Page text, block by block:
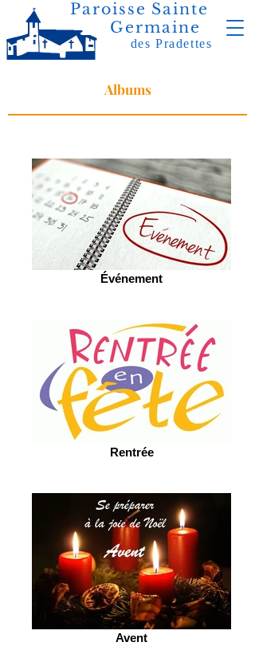
Paroisse Sainte
Germaine
des Pradettes
Albums
Événement
Rentrée
Avent